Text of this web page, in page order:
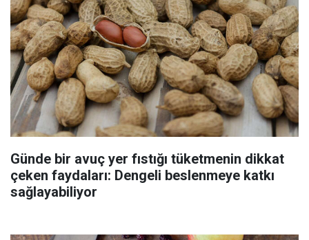
Günde bir avuç yer fıstığı tüketmenin dikkat
çeken faydaları: Dengeli beslenmeye katkı
sağlayabiliyor